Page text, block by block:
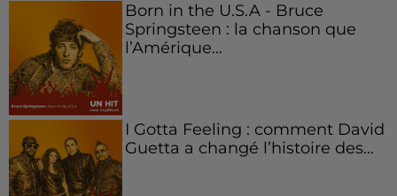
Born in the U.S.A - Bruce
Springsteen : la chanson que
l’Amérique...
I Gotta Feeling : comment David
Guetta a changé l’histoire des...